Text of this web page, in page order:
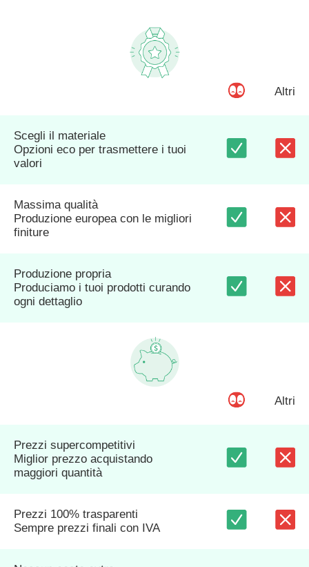
Altri
Scegli il materiale
Opzioni eco per trasmettere i tuoi
valori
Massima qualità
Produzione europea con le migliori
finiture
Produzione propria
Produciamo i tuoi prodotti curando
ogni dettaglio
Altri
Prezzi supercompetitivi
Miglior prezzo acquistando
maggiori quantità
Prezzi 100% trasparenti
Sempre prezzi finali con IVA